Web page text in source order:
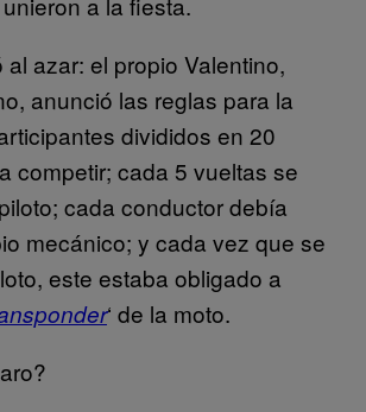
azar: el propio Valentino,
anunció las reglas para la
divididos en 20
competir; cada 5 vueltas se
cada conductor debía
mecánico; y cada vez que se
este estaba obligado a
‘ de la moto.